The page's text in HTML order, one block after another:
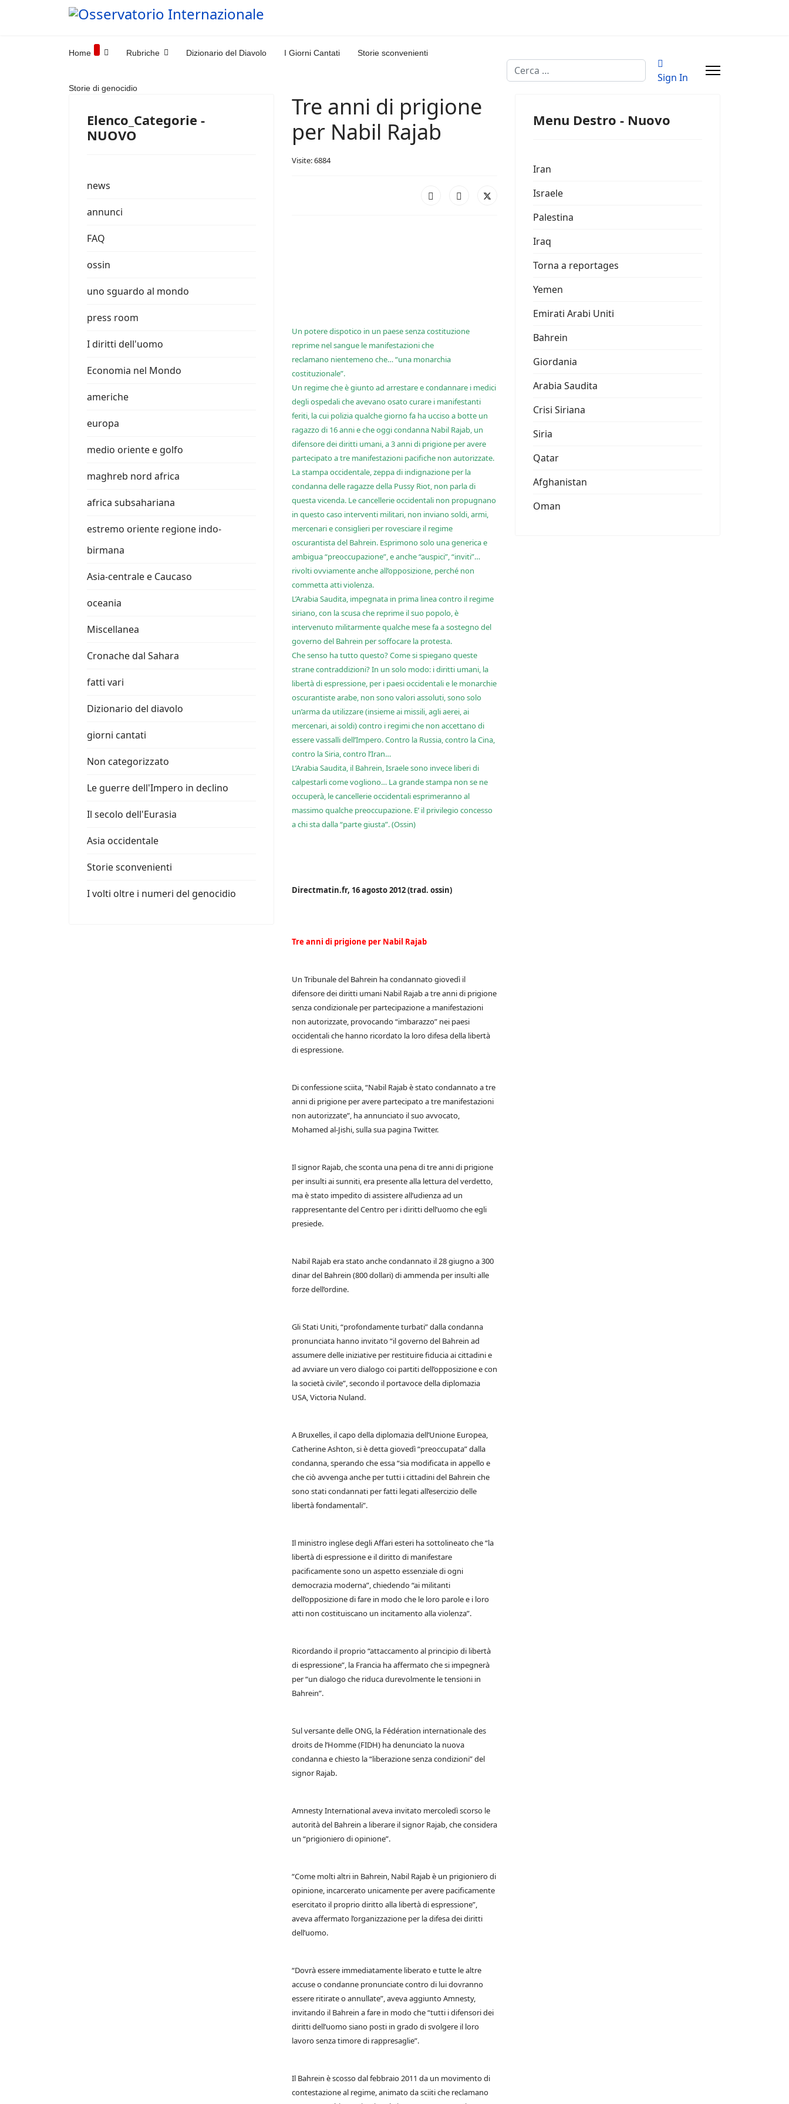
Home Rubriche Dizionario del Diavolo I Giorni Cantati Storie sconvenienti
Storie di genocidio
Cerca
Sign In
Elenco_Categorie -
NUOVO
news
annunci
FAQ
ossin
uno sguardo al mondo
press room
I diritti dell'uomo
Economia nel Mondo
americhe
europa
medio oriente e golfo
maghreb nord africa
africa subsahariana
estremo oriente regione indo-
birmana
Asia-centrale e Caucaso
oceania
Miscellanea
Cronache dal Sahara
fatti vari
Dizionario del diavolo
giorni cantati
Non categorizzato
Le guerre dell'Impero in declino
Il secolo dell'Eurasia
Asia occidentale
Storie sconvenienti
I volti oltre i numeri del genocidio
Tre anni di prigione
per Nabil Rajab
Visite: 6884
Un potere dispotico in un paese senza costituzione
reprime nel sangue le manifestazioni che
reclamano nientemeno che… “una monarchia
costituzionale”.
Un regime che è giunto ad arrestare e condannare i medici
degli ospedali che avevano osato curare i manifestanti
feriti, la cui polizia qualche giorno fa ha ucciso a botte un
ragazzo di 16 anni e che oggi condanna Nabil Rajab, un
difensore dei diritti umani, a 3 anni di prigione per avere
partecipato a tre manifestazioni pacifiche non autorizzate.
La stampa occidentale, zeppa di indignazione per la
condanna delle ragazze della Pussy Riot, non parla di
questa vicenda. Le cancellerie occidentali non propugnano
in questo caso interventi militari, non inviano soldi, armi,
mercenari e consiglieri per rovesciare il regime
oscurantista del Bahrein. Esprimono solo una generica e
ambigua “preoccupazione”, e anche “auspici”, “inviti”…
rivolti ovviamente anche all’opposizione, perché non
commetta atti violenza.
L’Arabia Saudita, impegnata in prima linea contro il regime
siriano, con la scusa che reprime il suo popolo, è
intervenuto militarmente qualche mese fa a sostegno del
governo del Bahrein per soffocare la protesta.
Che senso ha tutto questo? Come si spiegano queste
strane contraddizioni? In un solo modo: i diritti umani, la
libertà di espressione, per i paesi occidentali e le monarchie
oscurantiste arabe, non sono valori assoluti, sono solo
un’arma da utilizzare (insieme ai missili, agli aerei, ai
mercenari, ai soldi) contro i regimi che non accettano di
essere vassalli dell’Impero. Contro la Russia, contro la Cina,
contro la Siria, contro l’Iran…
L’Arabia Saudita, il Bahrein, Israele sono invece liberi di
calpestarli come vogliono… La grande stampa non se ne
occuperà, le cancellerie occidentali esprimeranno al
massimo qualche preoccupazione. E’ il privilegio concesso
a chi sta dalla “parte giusta”. (Ossin)
Directmatin.fr, 16 agosto 2012 (trad. ossin)
Tre anni di prigione per Nabil Rajab
Un Tribunale del Bahrein ha condannato giovedì il
difensore dei diritti umani Nabil Rajab a tre anni di prigione
senza condizionale per partecipazione a manifestazioni
non autorizzate, provocando “imbarazzo” nei paesi
occidentali che hanno ricordato la loro difesa della libertà
di espressione.
Di confessione sciita, “Nabil Rajab è stato condannato a tre
anni di prigione per avere partecipato a tre manifestazioni
non autorizzate”, ha annunciato il suo avvocato,
Mohamed al-Jishi, sulla sua pagina Twitter.
Il signor Rajab, che sconta una pena di tre anni di prigione
per insulti ai sunniti, era presente alla lettura del verdetto,
ma è stato impedito di assistere all’udienza ad un
rappresentante del Centro per i diritti dell’uomo che egli
presiede.
Nabil Rajab era stato anche condannato il 28 giugno a 300
dinar del Bahrein (800 dollari) di ammenda per insulti alle
forze dell’ordine.
Gli Stati Uniti, “profondamente turbati” dalla condanna
pronunciata hanno invitato “il governo del Bahrein ad
assumere delle iniziative per restituire fiducia ai cittadini e
ad avviare un vero dialogo coi partiti dell’opposizione e con
la società civile”, secondo il portavoce della diplomazia
USA, Victoria Nuland.
A Bruxelles, il capo della diplomazia dell’Unione Europea,
Catherine Ashton, si è detta giovedì “preoccupata” dalla
condanna, sperando che essa “sia modificata in appello e
che ciò avvenga anche per tutti i cittadini del Bahrein che
sono stati condannati per fatti legati all’esercizio delle
libertà fondamentali”.
Il ministro inglese degli Affari esteri ha sottolineato che “la
libertà di espressione e il diritto di manifestare
pacificamente sono un aspetto essenziale di ogni
democrazia moderna”, chiedendo “ai militanti
dell’opposizione di fare in modo che le loro parole e i loro
atti non costituiscano un incitamento alla violenza”.
Ricordando il proprio “attaccamento al principio di libertà
di espressione”, la Francia ha affermato che si impegnerà
per “un dialogo che riduca durevolmente le tensioni in
Bahrein”.
Sul versante delle ONG, la Fédération internationale des
droits de l’Homme (FIDH) ha denunciato la nuova
condanna e chiesto la “liberazione senza condizioni” del
signor Rajab.
Amnesty International aveva invitato mercoledì scorso le
autorità del Bahrein a liberare il signor Rajab, che considera
un “prigioniero di opinione”.
“Come molti altri in Bahrein, Nabil Rajab è un prigioniero di
opinione, incarcerato unicamente per avere pacificamente
esercitato il proprio diritto alla libertà di espressione”,
aveva affermato l’organizzazione per la difesa dei diritti
dell’uomo.
“Dovrà essere immediatamente liberato e tutte le altre
accuse o condanne pronunciate contro di lui dovranno
essere ritirate o annullate”, aveva aggiunto Amnesty,
invitando il Bahrein a fare in modo che “tutti i difensori dei
diritti dell’uomo siano posti in grado di svolgere il loro
lavoro senza timore di rappresaglie”.
Il Bahrein è scosso dal febbraio 2011 da un movimento di
contestazione al regime, animato da sciiti che reclamano
Menu Destro - Nuovo
Iran
Israele
Palestina
Iraq
Torna a reportages
Yemen
Emirati Arabi Uniti
Bahrein
Giordania
Arabia Saudita
Crisi Siriana
Siria
Qatar
Afghanistan
Oman